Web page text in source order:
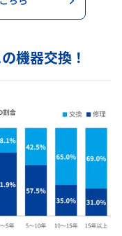
機器交換！